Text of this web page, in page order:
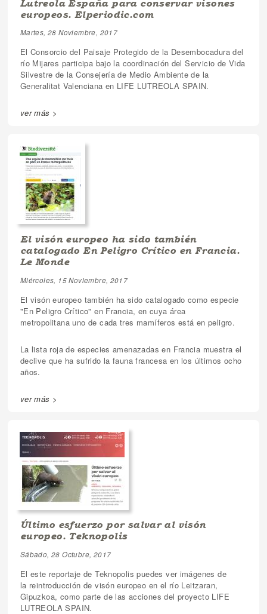
Lutreola España para conservar visones
europeos. Elperiodic.com
Martes, 28 Noviembre, 2017
El Consorcio del Paisaje Protegido de la Desembocadura del
río Mijares participa bajo la coordinación del Servicio de Vida
Silvestre de la Consejería de Medio Ambiente de la
Generalitat Valenciana en LIFE LUTREOLA SPAIN.
ver más >
El visón europeo ha sido también
catalogado En Peligro Crítico en Francia.
Le Monde
Miércoles, 15 Noviembre, 2017
El visón europeo también ha sido catalogado como especie
"En Peligro Crítico" en Francia, en cuya área
metropolitana uno de cada tres mamíferos está en peligro.
La lista roja de especies amenazadas en Francia muestra el
declive que ha sufrido la fauna francesa en los últimos ocho
años.
ver más >
Último esfuerzo por salvar al visón
europeo. Teknopolis
Sábado, 28 Octubre, 2017
El este reportaje de Teknopolis puedes ver imágenes de
la reintroducción de visón europeo en el río Leitzaran,
Gipuzkoa, como parte de las acciones del proyecto LIFE
LUTREOLA SPAIN.